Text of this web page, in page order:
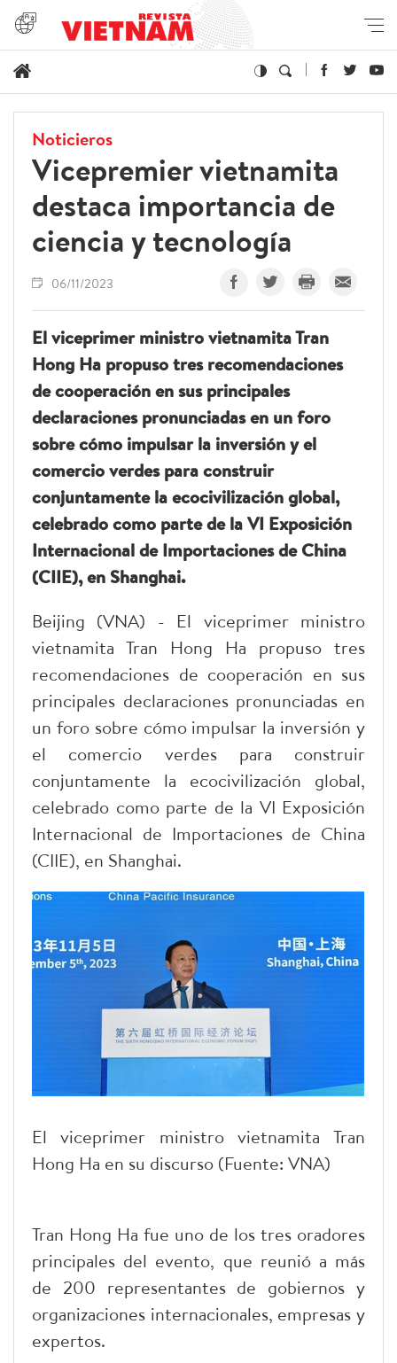
Noticieros
Vicepremier vietnamita
destaca importancia de
ciencia y tecnología
06/11/2023
El viceprimer ministro vietnamita Tran
Hong Ha propuso tres recomendaciones
de cooperación en sus principales
declaraciones pronunciadas en un foro
sobre cómo impulsar la inversión y el
comercio verdes para construir
conjuntamente la ecocivilización global,
celebrado como parte de la VI Exposición
Internacional de Importaciones de China
(CIIE), en Shanghai.
Beijing (VNA) - El viceprimer ministro
vietnamita Tran Hong Ha propuso tres
recomendaciones de cooperación en sus
principales declaraciones pronunciadas en
un foro sobre cómo impulsar la inversión y
el comercio verdes para construir
conjuntamente la ecocivilización global,
celebrado como parte de la VI Exposición
Internacional de Importaciones de China
(CIIE), en Shanghai.
El viceprimer ministro vietnamita Tran
Hong Ha en su discurso (Fuente: VNA)
Tran Hong Ha fue uno de los tres oradores
principales del evento, que reunió a más
de 200 representantes de gobiernos y
organizaciones internacionales, empresas y
expertos.